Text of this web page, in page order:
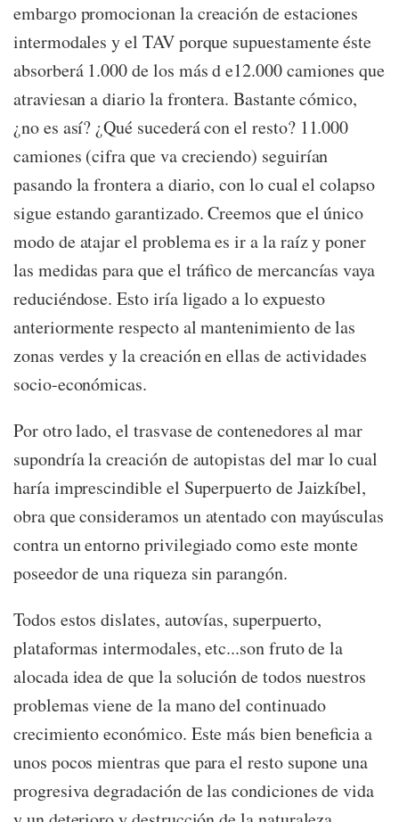
embargo promocionan la creación de estaciones
intermodales y el TAV porque supuestamente éste
absorberá 1.000 de los más d e12.000 camiones que
atraviesan a diario la frontera. Bastante cómico,
¿no es así? ¿Qué sucederá con el resto? 11.000
camiones (cifra que va creciendo) seguirían
pasando la frontera a diario, con lo cual el colapso
sigue estando garantizado. Creemos que el único
modo de atajar el problema es ir a la raíz y poner
las medidas para que el tráfico de mercancías vaya
reduciéndose. Esto iría ligado a lo expuesto
anteriormente respecto al mantenimiento de las
zonas verdes y la creación en ellas de actividades
socio-económicas.
Por otro lado, el trasvase de contenedores al mar
supondría la creación de autopistas del mar lo cual
haría imprescindible el Superpuerto de Jaizkíbel,
obra que consideramos un atentado con mayúsculas
contra un entorno privilegiado como este monte
poseedor de una riqueza sin parangón.
Todos estos dislates, autovías, superpuerto,
plataformas intermodales, etc...son fruto de la
alocada idea de que la solución de todos nuestros
problemas viene de la mano del continuado
crecimiento económico. Este más bien beneficia a
unos pocos mientras que para el resto supone una
progresiva degradación de las condiciones de vida